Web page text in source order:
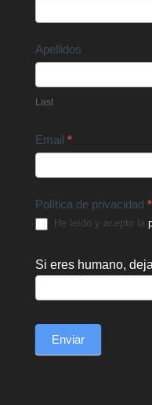
Apellidos
Last
Email *
Política de privacidad *
He leído y acepto la
Si eres humano,
Enviar